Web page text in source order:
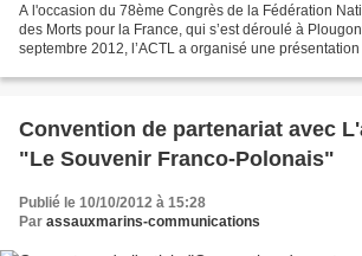
A l'occasion du 78ème Congrès de la Fédération
des Morts pour la France, qui s’est déroulé à
septembre 2012, l’ACTL a organisé une présentation
Convention de partenariat avec
"Le Souvenir Franco-Polonais"
Publié le 10/10/2012 à 15:28
Par assauxmarins-communications